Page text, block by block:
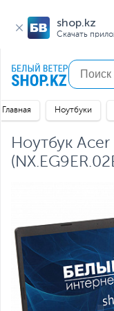
shop.kz
Скачать
Главная Ноутбуки
Ноутбук Acer